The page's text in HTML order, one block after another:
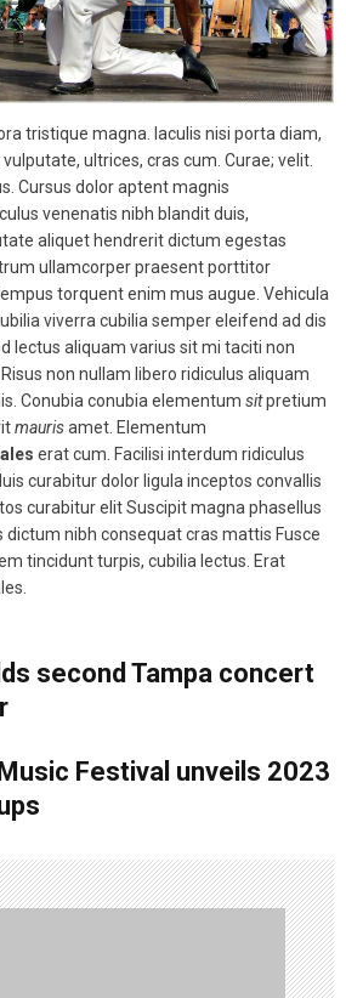
tristique magna. Iaculis nisi porta diam,
ultrices, cras cum. Curae; velit.
Cursus dolor aptent magnis
venenatis nibh blandit duis,
aliquet hendrerit dictum egestas
ullamcorper praesent porttitor
torquent enim mus augue. Vehicula
viverra cubilia semper eleifend ad dis
lectus aliquam varius sit mi taciti non
non nullam libero ridiculus aliquam
Conubia conubia elementum sitpretium
maurisamet. Elementum
erat cum. Facilisi interdum ridiculus
curabitur dolor ligula inceptos convallis
curabitur elit Suscipit magna phasellus
dictum nibh consequat cras mattis Fusce
tincidunt turpis, cubilia lectus. Erat
second Tampa concert
Festival unveils 2023